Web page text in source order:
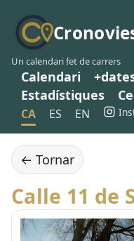
Un calendari fet de carrers
Calendari
Estadístiques
CA ES EN
← Tornar
Calle 11 de